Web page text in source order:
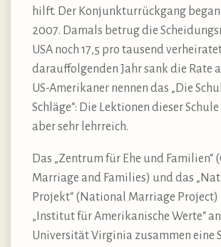
hilft. Der Konjunkturrückgang
2007. Damals betrug die
USA noch 17,5 pro tausend
darauffolgenden Jahr sank die Rate
US-Amerikaner nennen das „Die
Schläge“: Die Lektionen dieser
aber sehr lehrreich.
Das „Zentrum für Ehe und Familien“
Marriage and Families) und das
Projekt“ (National Marriage Project)
„Institut für Amerikanische Werte“
Universität Virginia zusammen eine